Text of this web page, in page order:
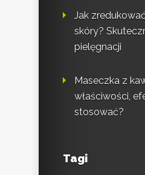
Jak
skóry?
pielęgnacji
Maseczka z
właściwości,
stosować?
Tagi